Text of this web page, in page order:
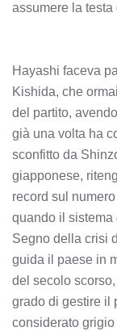
assumere la
Hayashi faceva
Kishida, che
del partito,
già una volta ha
sconfitto da
giapponese,
record sul
quando il sistema
Segno della crisi
guida il paese in
del secolo
grado di gestire il
considerato